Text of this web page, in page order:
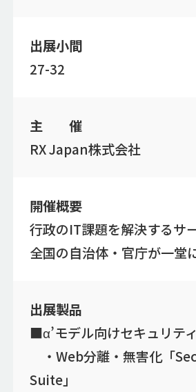
出展小間
27-32
主 催
RX Japan株式会社
開催概要
行政のIT課題を解決するサ
全国の自治体・官庁が一堂
出展製品
■α’モデル向けセキュリティ
・Web分離・無害化「
Suite」